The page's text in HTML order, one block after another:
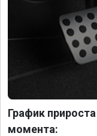
График
момента: